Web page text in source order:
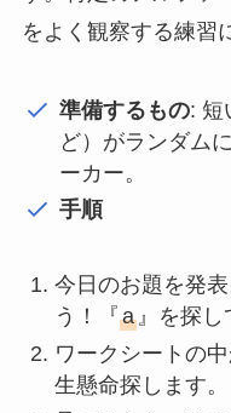
をよく観察する練習
準備するもの: 短
ど）がランダム
ーカー。
手順
今日のお題を発
う！『a』を探し
ワークシートの
生懸命探します。